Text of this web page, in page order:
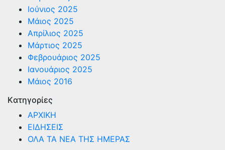
Ιούνιος 2025
Μάιος 2025
Απρίλιος 2025
Μάρτιος 2025
Φεβρουάριος 2025
Ιανουάριος 2025
Μάιος 2016
Kατηγορίες
ΑΡΧΙΚΗ
ΕΙΔΗΣΕΙΣ
ΟΛΑ ΤΑ ΝΕΑ ΤΗΣ ΗΜΕΡΑΣ